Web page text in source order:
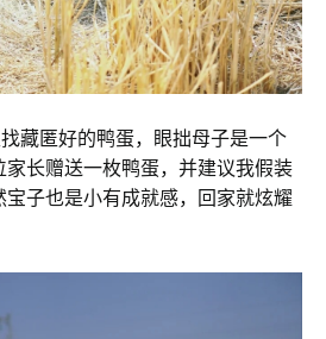
藏匿好的鸭蛋，眼拙母子是一个
长赠送一枚鸭蛋，并建议我假装
子也是小有成就感，回家就炫耀